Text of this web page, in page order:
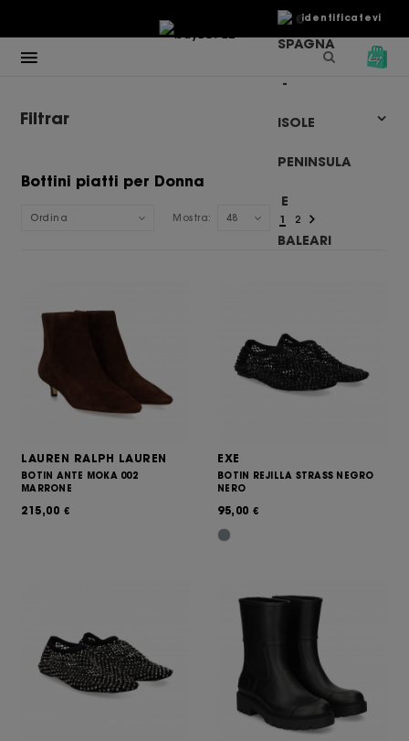
Identificatevi
€
Bottini piatti per Donna
Ordina Mostra: 48 1 2
LAUREN RALPH LAUREN
BOTIN ANTE MOKA 002
MARRONE
215,00 €
EXE
BOTIN REJILLA STRASS NEGRO
NERO
95,00 €
Filtrar